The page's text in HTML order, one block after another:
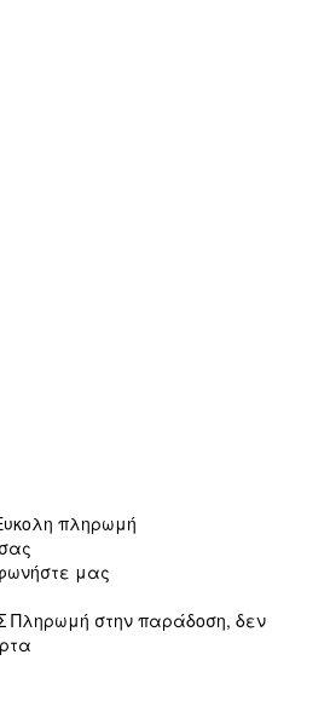
πληρωμή
μας
Πληρωμή στην παράδοση, δεν